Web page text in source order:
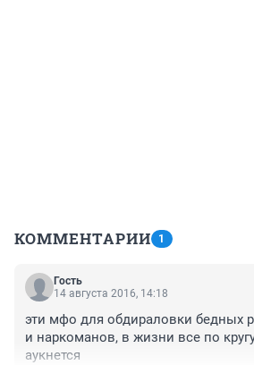
КОММЕНТАРИИ 1
Гость
14 августа 2016, 14:18
эти мфо для обдираловки бедных
и наркоманов, в жизни все по
аукнется